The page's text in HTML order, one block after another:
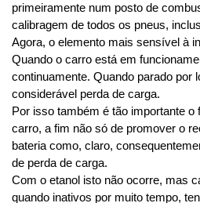
primeiramente num posto de
calibragem de todos os pneus,
Agora, o elemento mais sensível à
Quando o carro está em
continuamente. Quando parado por
considerável perda de carga.
Por isso também é tão importante o
carro, a fim não só de promover o
bateria como, claro,
de perda de carga.
Com o etanol isto não ocorre, mas
quando inativos por muito tempo,